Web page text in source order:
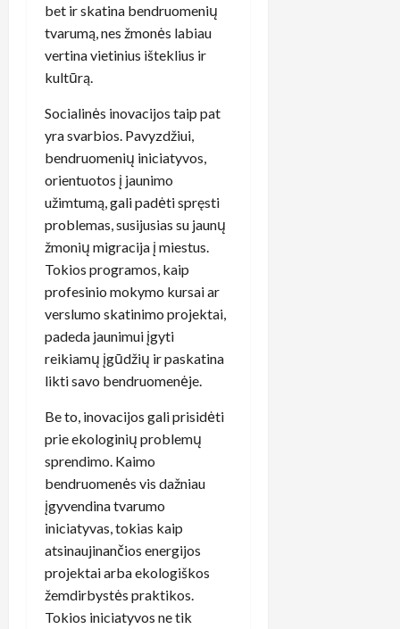
bet ir skatina bendruomenių
tvarumą, nes žmonės labiau
vertina vietinius išteklius ir
kultūrą.
Socialinės inovacijos taip pat
yra svarbios. Pavyzdžiui,
bendruomenių iniciatyvos,
orientuotos į jaunimo
užimtumą, gali padėti spręsti
problemas, susijusias su jaunų
žmonių migracija į miestus.
Tokios programos, kaip
profesinio mokymo kursai ar
verslumo skatinimo projektai,
padeda jaunimui įgyti
reikiamų įgūdžių ir paskatina
likti savo bendruomenėje.
Be to, inovacijos gali prisidėti
prie ekologinių problemų
sprendimo. Kaimo
bendruomenės vis dažniau
įgyvendina tvarumo
iniciatyvas, tokias kaip
atsinaujinančios energijos
projektai arba ekologiškos
žemdirbystės praktikos.
Tokios iniciatyvos ne tik